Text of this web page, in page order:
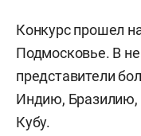
Конкурс прошел
Подмосковье. В
представители
Индию, Бразилию,
Кубу.